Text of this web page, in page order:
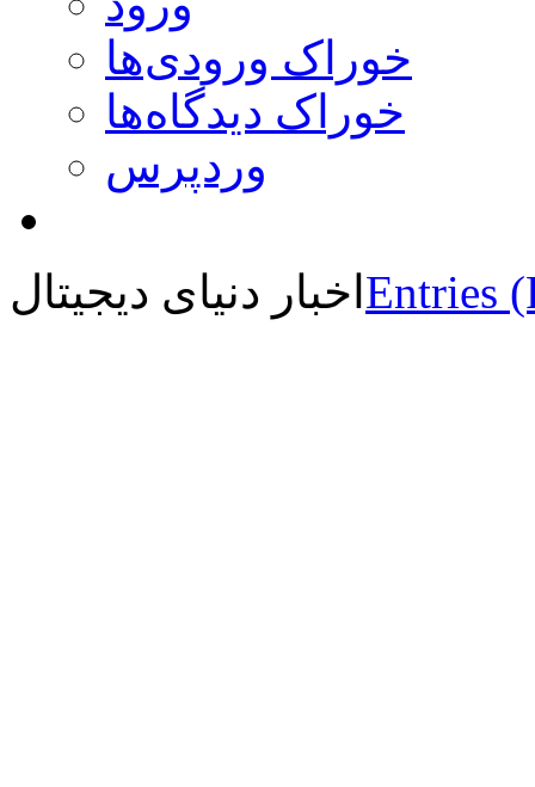
خوراک ورودی‌ها
خوراک دیدگاه‌ها
وردپرس
اخبار دنیای دیجیتال Entries